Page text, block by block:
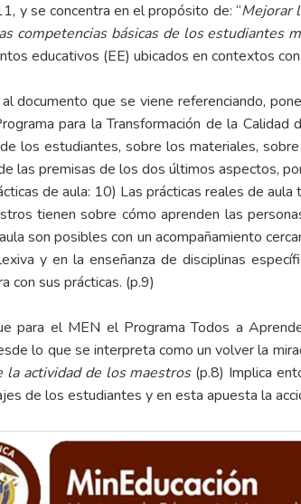
y se concentra en el propósito de: “Mejorar
competencias básicas de los estudiantes
educativos (EE) ubicados en contextos
documento que se viene referenciando,
para la Transformación de la
los estudiantes, sobre los materiales,
las premisas de los dos últimos aspectos,
de aula: 10) Las prácticas reales de
tienen sobre cómo aprenden las
son posibles con un acompañamiento
y en la enseñanza de disciplinas
con sus prácticas. (p.9)
para el MEN el Programa Todos a
lo que se interpreta como un volver la
la actividad de los maestros(p.8) Implica
de los estudiantes y en esta apuesta la